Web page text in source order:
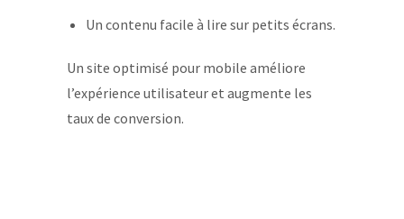
Un contenu facile à lire sur petits écrans.
Un site optimisé pour mobile améliore
l’expérience utilisateur et augmente les
taux de conversion.